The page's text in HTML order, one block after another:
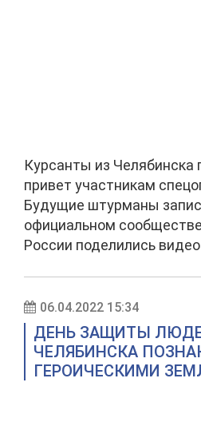
Курсанты из Челябинска
привет участникам
Будущие штурманы
официальном
России поделились
06.04.2022 15:34
ДЕНЬ ЗАЩИТЫ
ЧЕЛЯБИНСКА
ГЕРОИЧЕСКИМИ